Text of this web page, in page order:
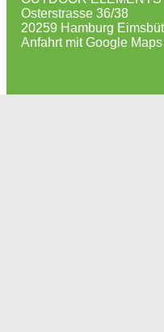
Osterstrasse 36/38
20259 Hamburg
Anfahrt mit Google Maps